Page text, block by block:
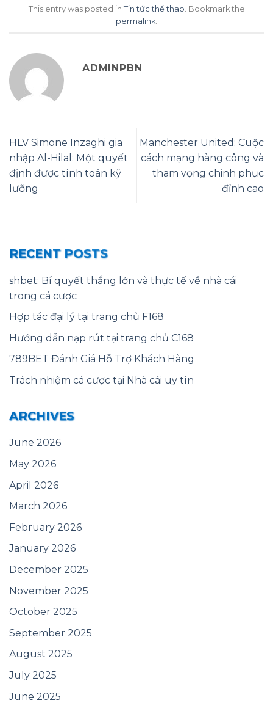
This entry was posted in Tin tức thể thao . Bookmark the
permalink
ADMINPBN
HLV Simone Inzaghi gia
nhập Al-Hilal: Một quyết
định được tính toán kỹ
lưỡng
Manchester United: Cuộc
cách mạng hàng công và
tham vọng chinh phục
đỉnh cao
RECENT POSTS
shbet: Bí quyết thắng lớn và thực tế về nhà cái
trong cá cược
Hợp tác đại lý tại trang chủ F168
Hướng dẫn nạp rút tại trang chủ C168
789BET Đánh Giá Hỗ Trợ Khách Hàng
Trách nhiệm cá cược tại Nhà cái uy tín
ARCHIVES
June 2026
May 2026
April 2026
March 2026
February 2026
January 2026
December 2025
November 2025
October 2025
September 2025
August 2025
July 2025
June 2025